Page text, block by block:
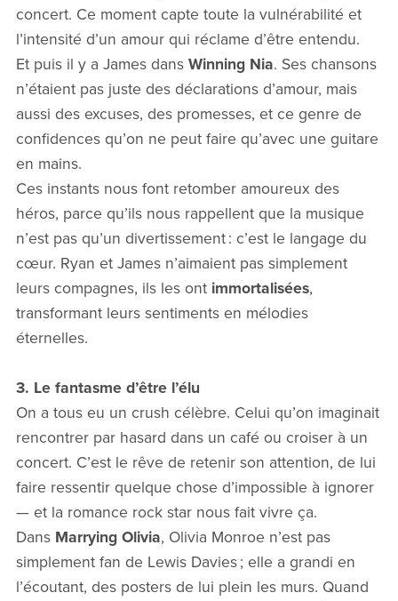
concert. Ce moment capte toute la vulnérabilité et
l’intensité d’un amour qui réclame d’être entendu.
Et puis il y a James dans Winning Nia. Ses chansons
n’étaient pas juste des déclarations d’amour, mais
aussi des excuses, des promesses, et ce genre de
confidences qu’on ne peut faire qu’avec une guitare
en mains.
Ces instants nous font retomber amoureux des
héros, parce qu’ils nous rappellent que la musique
n’est pas qu’un divertissement : c’est le langage du
cœur. Ryan et James n’aimaient pas simplement
leurs compagnes, ils les ont immortalisées,
transformant leurs sentiments en mélodies
éternelles.
3. Le fantasme d’être l’élu
On a tous eu un crush célèbre. Celui qu’on imaginait
rencontrer par hasard dans un café ou croiser à un
concert. C’est le rêve de retenir son attention, de lui
faire ressentir quelque chose d’impossible à ignorer
— et la romance rock star nous fait vivre ça.
Dans Marrying Olivia, Olivia Monroe n’est pas
simplement fan de Lewis Davies ; elle a grandi en
l’écoutant, des posters de lui plein les murs. Quand